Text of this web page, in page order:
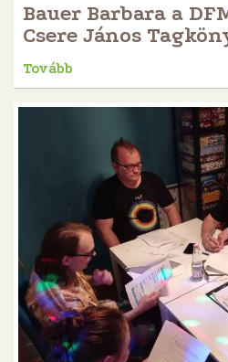
Bauer Barbara a
Csere János
Tovább